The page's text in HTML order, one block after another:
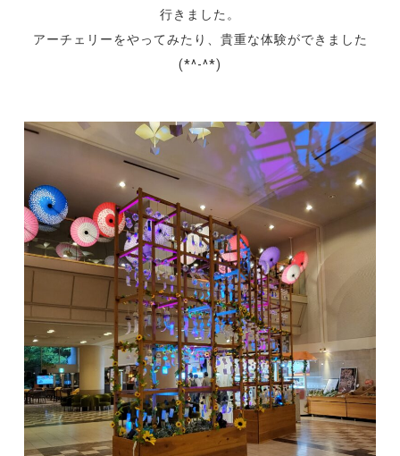
行きました。
アーチェリーをやってみたり、貴重な体験ができました
(*^-^*)